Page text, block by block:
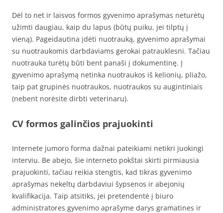
Dėl to net ir laisvos formos gyvenimo aprašymas neturėtų
užimti daugiau, kaip du lapus (būtų puiku, jei tilptų į
vieną). Pageidautina įdėti nuotrauką, gyvenimo aprašymai
su nuotraukomis darbdaviams gerokai patrauklesni. Tačiau
nuotrauka turėtų būti bent panaši į dokumentinę. Į
gyvenimo aprašymą netinka nuotraukos iš kelionių, pliažo,
taip pat grupinės nuotraukos, nuotraukos su augintiniais
(nebent norėsite dirbti veterinaru).
CV formos galinčios prajuokinti
Internete jumoro forma dažnai pateikiami netikri juokingi
interviu. Be abejo, šie interneto pokštai skirti pirmiausia
prajuokinti, tačiau reikia stengtis, kad tikras gyvenimo
aprašymas nekeltų darbdaviui šypsenos ir abejonių
kvalifikacija. Taip atsitiks, jei pretendentė į biuro
administratores gyvenimo aprašyme darys gramatines ir